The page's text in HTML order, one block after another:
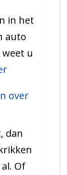
Kitspuiten
en
hun
in het
auto
weet u
:
wat
moet
weten
over
over
dan
Of